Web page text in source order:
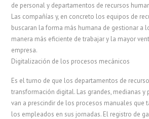
de personal y departamentos de recursos
Las compañías y, en concreto los equipos de
buscaran la forma más humana de gestionar a
manera más eficiente de trabajar y la mayor
empresa.
Digitalización de los procesos mecánicos
Es el turno de que los departamentos de
transformación digital. Las grandes, medianas y
van a prescindir de los procesos manuales que
los empleados en sus jornadas. El registro de